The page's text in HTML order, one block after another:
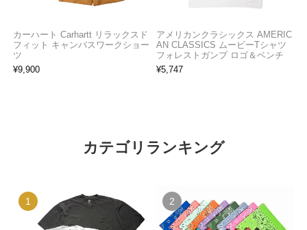
カーハート Carhartt リラックスド
フィット キャンバスワークショー
ツ
¥9,900
アメリカンクラシックス AMERIC
AN CLASSICS ムービーTシャツ
フォレストガンプ ロゴ＆ベンチ
¥5,747
カテゴリランキング